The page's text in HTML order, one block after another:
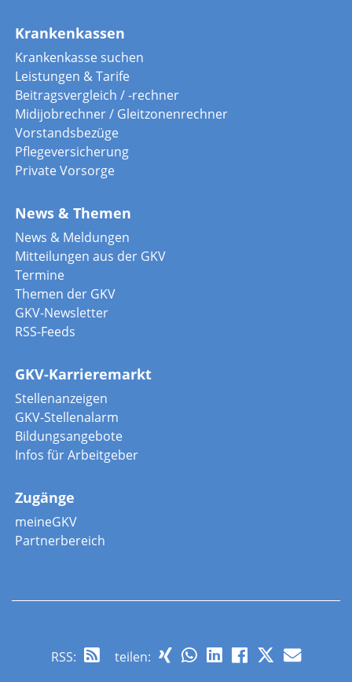
Krankenkassen
Krankenkasse suchen
Leistungen & Tarife
Beitragsvergleich / -rechner
Midijobrechner / Gleitzonenrechner
Vorstandsbezüge
Pflegeversicherung
Private Vorsorge
News & Themen
News & Meldungen
Mitteilungen aus der GKV
Termine
Themen der GKV
GKV-Newsletter
RSS-Feeds
GKV-Karrieremarkt
Stellenanzeigen
GKV-Stellenalarm
Bildungsangebote
Infos für Arbeitgeber
Zugänge
meineGKV
Partnerbereich
RSS: teilen: